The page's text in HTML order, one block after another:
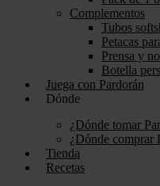
Complementos
Tubos
Petacas
Prensa y
Botella
Juega con Pardorán
Dónde
¿Dónde tomar
¿Dónde comprar
Tienda
Recetas